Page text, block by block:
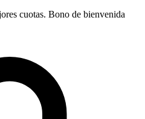
cuotas. Bono de bienvenida